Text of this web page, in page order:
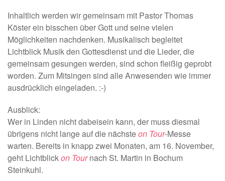
Inhaltlich werden wir gemeinsam mit Pastor Thomas
Köster ein bisschen über Gott und seine vielen
Möglichkeiten nachdenken. Musikalisch begleitet
Lichtblick Musik den Gottesdienst und die Lieder, die
gemeinsam gesungen werden, sind schon fleißig geprobt
worden. Zum Mitsingen sind alle Anwesenden wie immer
ausdrücklich eingeladen. :-)
Ausblick:
Wer in Linden nicht dabeisein kann, der muss diesmal
übrigens nicht lange auf die nächsteon Tour-Messe
warten. Bereits in knapp zwei Monaten, am 16. November,
geht Lichtblickon Tournach St. Martin in Bochum
Steinkuhl.